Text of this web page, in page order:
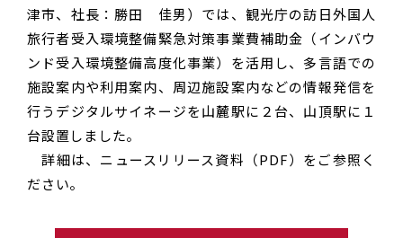
津市、社長：勝田 佳男）では、観光庁の訪日外国人
旅行者受入環境整備緊急対策事業費補助金（インバウ
ンド受入環境整備高度化事業）を活用し、多言語での
施設案内や利用案内、周辺施設案内などの情報発信を
行うデジタルサイネージを山麓駅に２台、山頂駅に１
台設置しました。
詳細は、ニュースリリース資料（PDF）をご参照く
ださい。